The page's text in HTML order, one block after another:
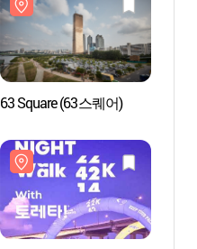
63 Square (63스퀘어)